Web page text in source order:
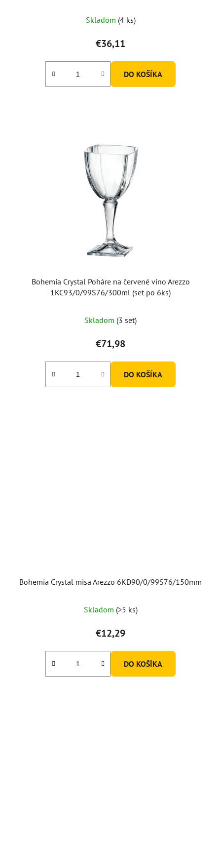
hodnotenie
produktu
je
5,0
Skladom (4 ks)
€36,11
DO KOŠÍKA
Bohemia Crystal Poháre na červené víno Arezzo
1KC93/0/99S76/300ml (set po 6ks)
Skladom (3 set)
€71,98
DO KOŠÍKA
Bohemia Crystal misa Arezzo 6KD90/0/99S76/150mm
Skladom (>5 ks)
€12,29
DO KOŠÍKA